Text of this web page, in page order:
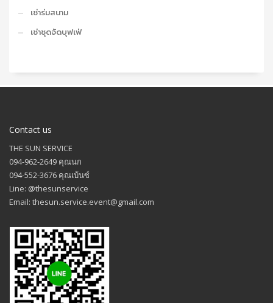
เช่าร่มสนาม
เช่าชุดจัดบุฟเฟ่
Contact us
THE SUN SERVICE
094-962-2649 คุณนก
094-552-3676 คุณเบ้นซ์
Line: @thesunservice
Email: thesun.service.event@gmail.com